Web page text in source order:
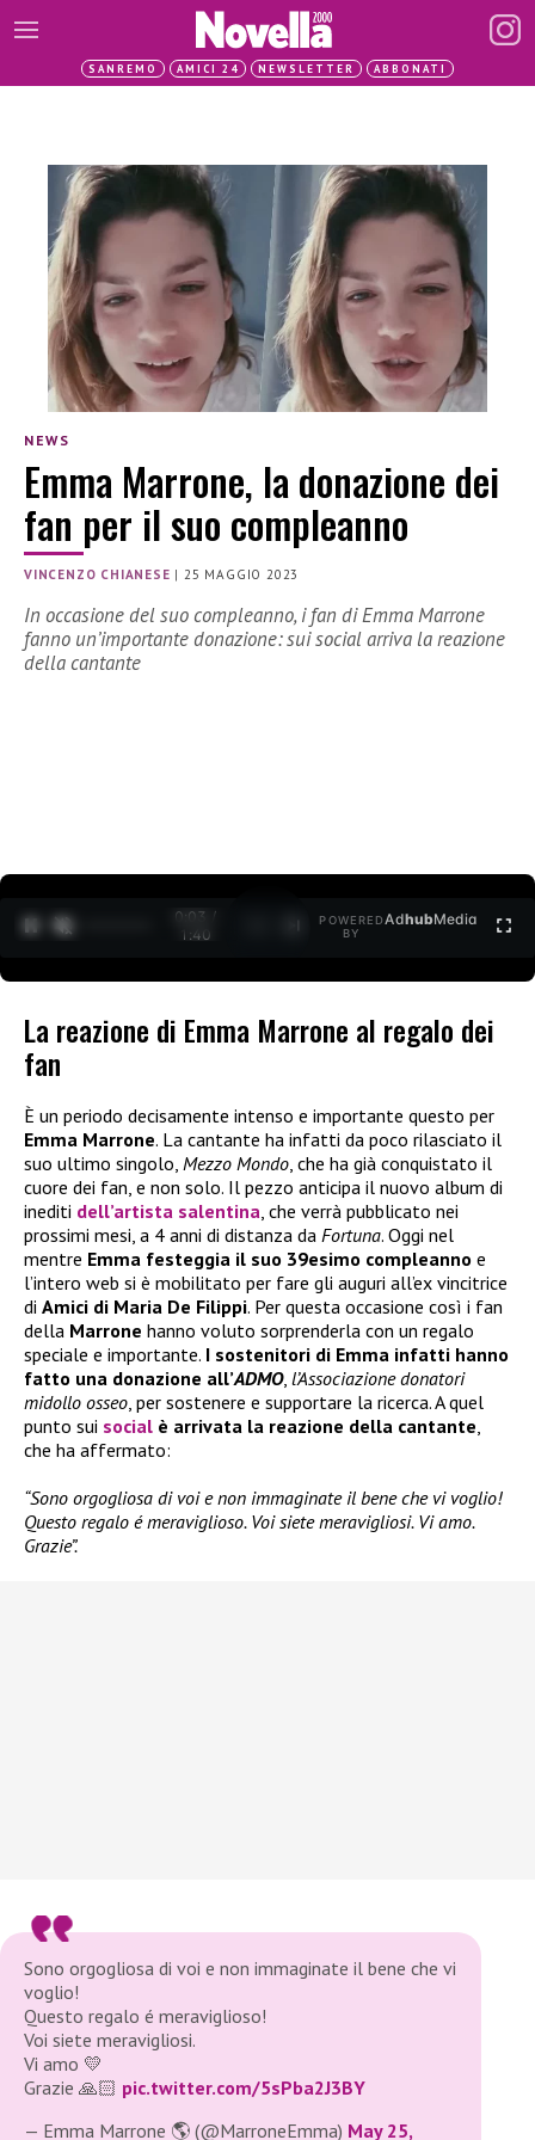
SANREMO AMICI 24 NEWSLETTER ABBONATI
NEWS
Emma Marrone, la donazione dei
fan per il suo compleanno
VINCENZO CHIANESE |25 MAGGIO 2023
In occasione del suo compleanno, i fan di Emma Marrone
fanno un’importante donazione: sui social arriva la reazione
della cantante
0:04 /
1:40
POWERED
BY
AdhubMedia
La reazione di Emma Marrone al regalo dei
fan
È un periodo decisamente intenso e importante questo per
Emma Marrone. La cantante ha infatti da poco rilasciato il
suo ultimo singolo, Mezzo Mondo, che ha già conquistato il
cuore dei fan, e non solo. Il pezzo anticipa il nuovo album di
inediti dell’artista salentina, che verrà pubblicato nei
prossimi mesi, a 4 anni di distanza da Fortuna. Oggi nel
mentre Emma festeggia il suo 39esimo compleanno e
l’intero web si è mobilitato per fare gli auguri all’ex vincitrice
di Amici di Maria De Filippi. Per questa occasione così i fan
della Marrone hanno voluto sorprenderla con un regalo
speciale e importante. I sostenitori di Emma infatti hanno
fatto una donazione all’ADMO, l’Associazione donatori
midollo osseo, per sostenere e supportare la ricerca. A quel
punto sui social è arrivata la reazione della cantante,
che ha affermato:
“Sono orgogliosa di voi e non immaginate il bene che vi voglio!
Questo regalo é meraviglioso. Voi siete meravigliosi. Vi amo.
Grazie”.
Sono orgogliosa di voi e non immaginate il bene che vi
voglio!
Questo regalo é meraviglioso!
Voi siete meravigliosi.
Vi amo 💛
Grazie 🙏🏻 pic.twitter.com/5sPba2J3BY
— Emma Marrone 🌎 (@MarroneEmma) May 25,